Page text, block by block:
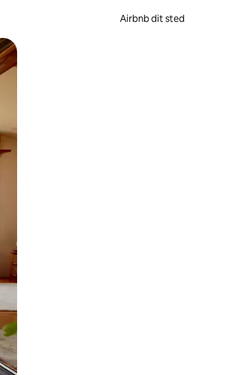
Airbnb dit sted